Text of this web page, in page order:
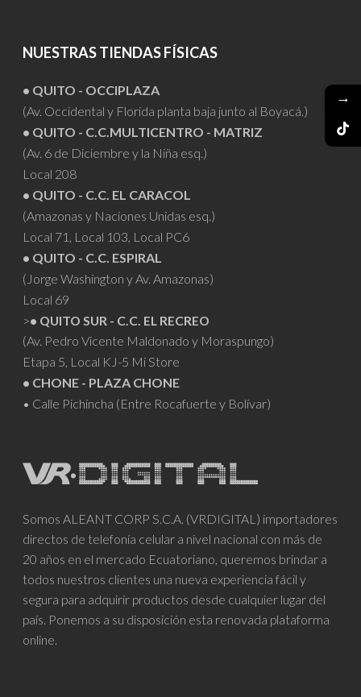
NUESTRAS TIENDAS FÍSICAS
• QUITO - OCCIPLAZA
(Av. Occidental y Florida planta baja junto al Boyacá.)
• QUITO - C.C.MULTICENTRO - MATRIZ
(Av. 6 de Diciembre y la Niña esq.)
Local 208
• QUITO - C.C. EL CARACOL
(Amazonas y Naciones Unidas esq.)
Local 71, Local 103, Local PC6
• QUITO - C.C. ESPIRAL
(Jorge Washington y Av. Amazonas)
Local 69
>• QUITO SUR - C.C. EL RECREO
(Av. Pedro Vicente Maldonado y Moraspungo)
Etapa 5, Local KJ-5 Mi Store
• CHONE - PLAZA CHONE
• Calle Pichincha (Entre Rocafuerte y Bolívar)
Somos ALEANT CORP S.C.A. (VRDIGITAL) importadores
directos de telefonía celular a nivel nacional con más de
20 años en el mercado Ecuatoriano, queremos brindar a
todos nuestros clientes una nueva experiencia fácil y
segura para adquirir productos desde cualquier lugar del
país. Ponemos a su disposición esta renovada plataforma
online.
→